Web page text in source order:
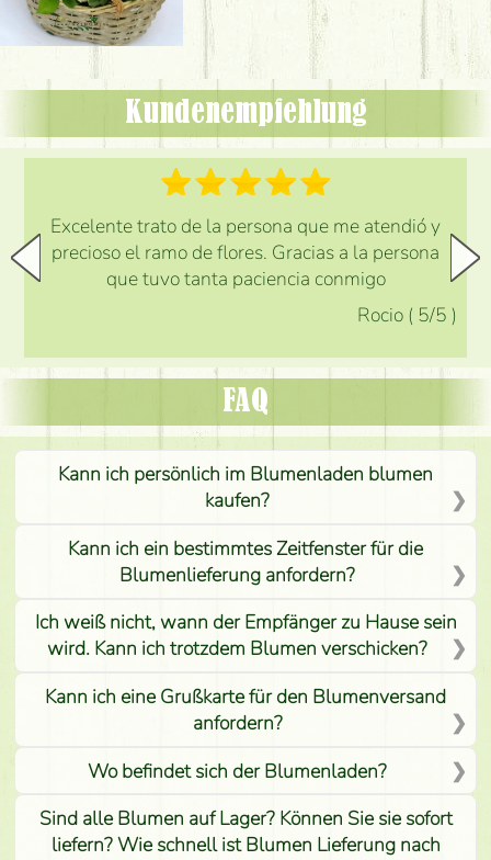
Kundenempfehlung
Excelente trato de la persona que me atendió y
precioso el ramo de flores. Gracias a la persona
que tuvo tanta paciencia conmigo
Rocio ( 5/5 )
FAQ
Kann ich persönlich im Blumenladen blumen
kaufen?
Kann ich ein bestimmtes Zeitfenster für die
Blumenlieferung anfordern?
Ich weiß nicht, wann der Empfänger zu Hause sein
wird. Kann ich trotzdem Blumen verschicken?
Kann ich eine Grußkarte für den Blumenversand
anfordern?
Wo befindet sich der Blumenladen?
Sind alle Blumen auf Lager? Können Sie sie sofort
liefern? Wie schnell ist Blumen Lieferung nach